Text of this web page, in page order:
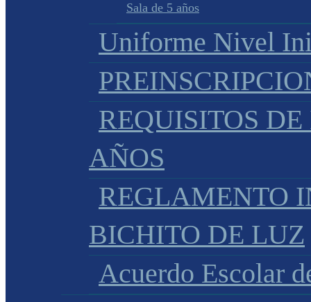
Sala de 5 años
Uniforme Nivel
REQUISITOS
AÑOS
REGLAMENTO
BICHITO DE LUZ
Acuerdo Escolar